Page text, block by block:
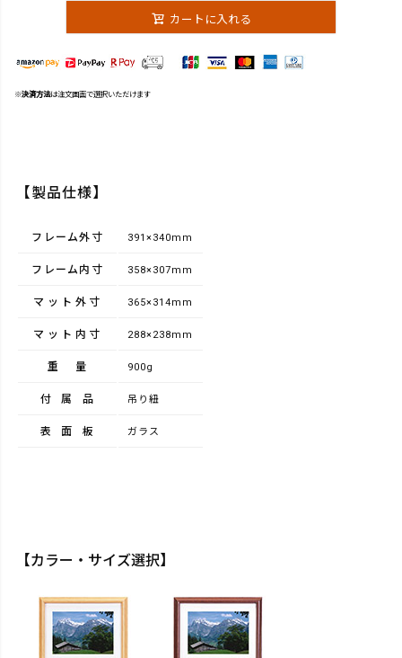
カートに入れる
※決済方法は注文画面で選択いただけます
【製品仕様】
フレーム外寸 391×340mm
フレーム内寸 358×307mm
マット外寸 365×314mm
マット内寸 288×238mm
重量 900g
付属品 吊り紐
表面板 ガラス
【カラー・サイズ選択】